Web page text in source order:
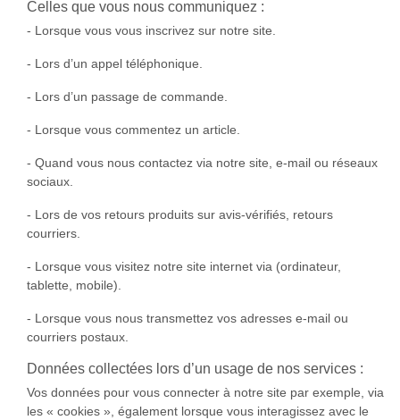
Celles que vous nous communiquez :
- Lorsque vous vous inscrivez sur notre site.
- Lors d’un appel téléphonique.
- Lors d’un passage de commande.
- Lorsque vous commentez un article.
- Quand vous nous contactez via notre site, e-mail ou réseaux
sociaux.
- Lors de vos retours produits sur avis-vérifiés, retours
courriers.
- Lorsque vous visitez notre site internet via (ordinateur,
tablette, mobile).
- Lorsque vous nous transmettez vos adresses e-mail ou
courriers postaux.
Données collectées lors d’un usage de nos services :
Vos données pour vous connecter à notre site par exemple, via
les « cookies », également lorsque vous interagissez avec le